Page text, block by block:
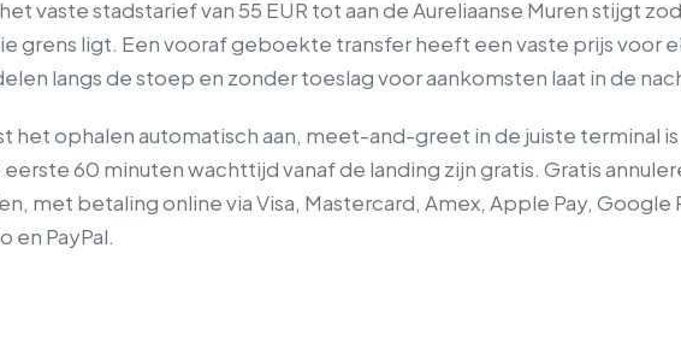
vaste stadstarief van 55 EUR tot aan de Aureliaanse Muren stijgt
grens ligt. Een vooraf geboekte transfer heeft een vaste prijs voor
langs de stoep en zonder toeslag voor aankomsten laat in de
het ophalen automatisch aan, meet-and-greet in de juiste terminal is
60 minuten wachttijd vanaf de landing zijn gratis. Gratis
met betaling online via Visa, Mastercard, Amex, Apple Pay, Google
en PayPal.